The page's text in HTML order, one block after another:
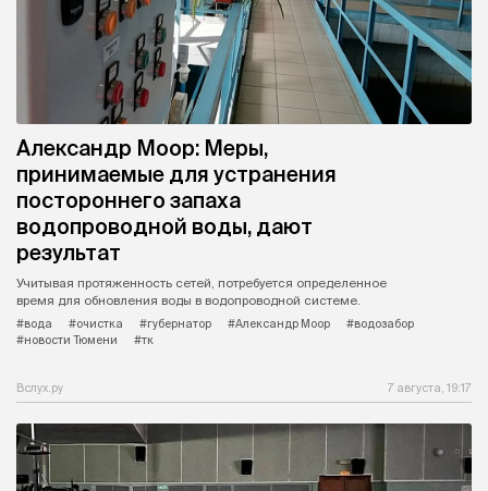
Александр Моор: Меры,
принимаемые для устранения
постороннего запаха
водопроводной воды, дают
результат
Учитывая протяженность сетей, потребуется определенное
время для обновления воды в водопроводной системе.
#вода
#очистка #губернатор #Александр Моор
#водозабор
#новости Тюмени
#тк
Вслух.ру 7 августа, 19:17